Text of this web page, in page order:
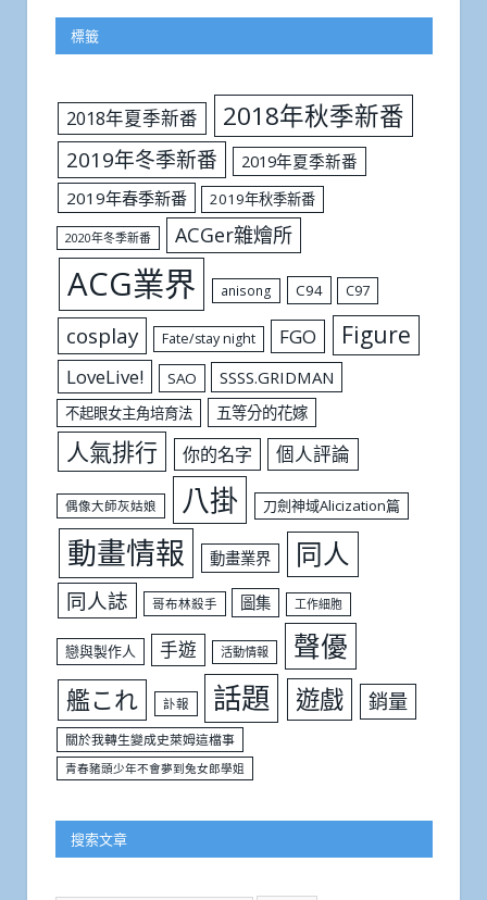
標籤
2018年夏季新番 2018年秋季新番
2019年冬季新番
2019年夏季新番
2019年春季新番
2019年秋季新番
2020年冬季新番 ACGer雜燴所
ACG業界 anisong C94 C97
cosplay Fate/stay night FGO Figure
LoveLive! SAO SSSS.GRIDMAN
不起眼女主角培育法 五等分的花嫁
人氣排行 你的名字 個人評論
偶像大師灰姑娘 八掛 刀劍神域Alicization篇
動畫情報 動畫業界 同人
同人誌 哥布林殺手 圖集 工作細胞
戀與製作人 手遊 活動情報 聲優
艦これ 訃報 話題 遊戲 銷量
關於我轉生變成史萊姆這檔事
青春豬頭少年不會夢到兔女郎學姐
搜索文章